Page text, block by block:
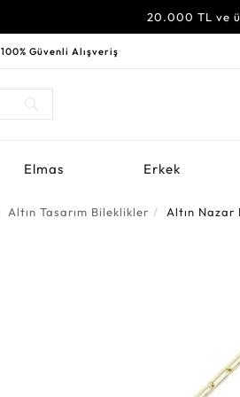
20.000 TL ve
100% Güvenli Alışveriş
Elmas Erkek
Altın Tasarım Bileklikler Altın Nazar